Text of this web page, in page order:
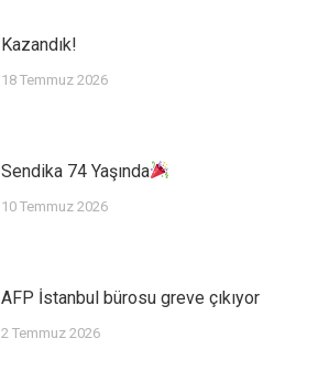
Kazandık!
18 Temmuz 2026
Sendika 74 Yaşında
10 Temmuz 2026
AFP İstanbul bürosu greve çıkıyor
2 Temmuz 2026